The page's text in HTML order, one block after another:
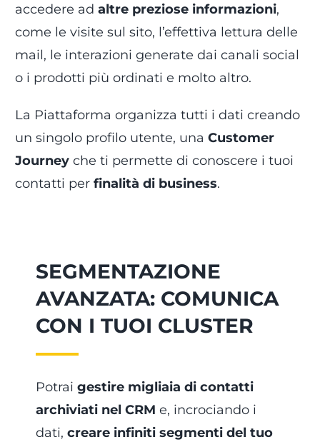
accedere ad altre preziose informazioni,
come le visite sul sito, l’effettiva lettura delle
mail, le interazioni generate dai canali social
o i prodotti più ordinati e molto altro.
La Piattaforma organizza tutti i dati creando
un singolo profilo utente, una Customer
Journey che ti permette di conoscere i tuoi
contatti per finalità di business.
SEGMENTAZIONE
AVANZATA: COMUNICA
CON I TUOI CLUSTER
Potrai gestire migliaia di contatti
archiviati nel CRM e, incrociando i
dati, creare infiniti segmenti del tuo